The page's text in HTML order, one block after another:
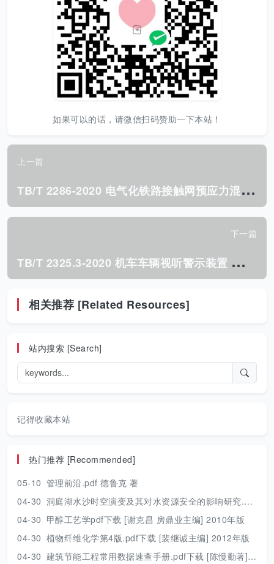
如果可以的话，请微信扫码赞助一下本站！
上一篇
T
B/T 2286-2020 电气化铁路接触网预应力混凝土支柱.pdf
下一篇
T
B/T 2325.3-2020 机车车辆视听警示装置 第3部分:电笛.pdf
相关推荐 [Related Resources]
站内搜索 [Search]
记得收藏本站
热门推荐 [Recommended]
05-10 管理前沿.pdf 德鲁克 著
04-30 洞庭湖水沙时空演变及其对水资源安全的影响研究.pdf 胡光伟 著 2017年版
04-30 甲醇工艺学pdf下载 [谢克昌 房鼎业主编] 2010年版
04-30 植物纤维化学第4版.pdf下载 [裴继诚主编] 2012年版
04-30 建筑节能工程常用数据速查手册.pdf下载 [陈慢勤著] 2010年版